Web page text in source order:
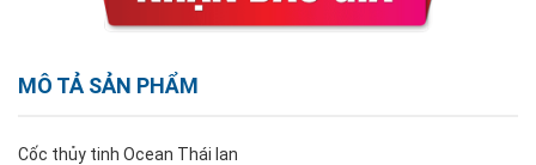
MÔ TẢ SẢN PHẨM
Cốc thủy tinh Ocean Thái lan